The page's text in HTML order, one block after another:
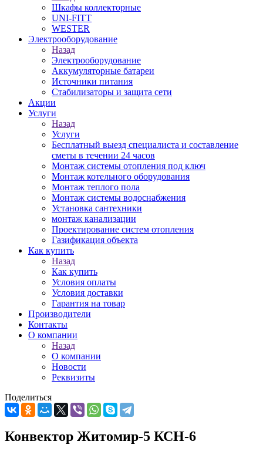
Шкафы коллекторные
UNI-FITT
WESTER
Электрооборудование
Назад
Электрооборудование
Аккумуляторные батареи
Источники питания
Стабилизаторы и защита сети
Акции
Услуги
Назад
Услуги
Бесплатный выезд специалиста и составление
сметы в течении 24 часов
Монтаж системы отопления под ключ
Монтаж котельного оборудования
Монтаж теплого пола
Монтаж системы водоснабжения
Установка сантехники
монтаж канализации
Проектирование систем отопления
Газификация объекта
Как купить
Назад
Как купить
Условия оплаты
Условия доставки
Гарантия на товар
Производители
Контакты
О компании
Назад
О компании
Новости
Реквизиты
Поделиться
Конвектор Житомир-5 КСН-6